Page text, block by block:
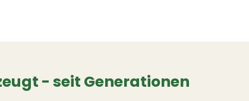
- seit Generationen